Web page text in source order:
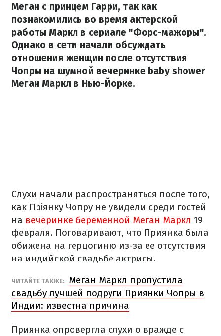
Меган с принцем Гарри, так как
познакомились во время актерской
работы Маркл в сериале "Форс-мажоры".
Однако в сети начали обсуждать
отношения женщин после отсутствия
Чопры на шумной вечеринке baby shower
Меган Маркл в Нью-Йорке.
Слухи начали распространяться после того,
как Пріянку Чопру не увидели среди гостей
на вечеринке беременной Меган Маркл 19
февраля. Поговаривают, что Приянка была
обижена на герцогиню из-за ее отсутствия
на индийской свадьбе актрисы.
ЧИТАЙТЕ ТАКЖЕ:
Меган Маркл пропустила
свадьбу лучшей подруги Приянки Чопры в
Индии: известна причина
Приянка опровергла слухи о вражде с